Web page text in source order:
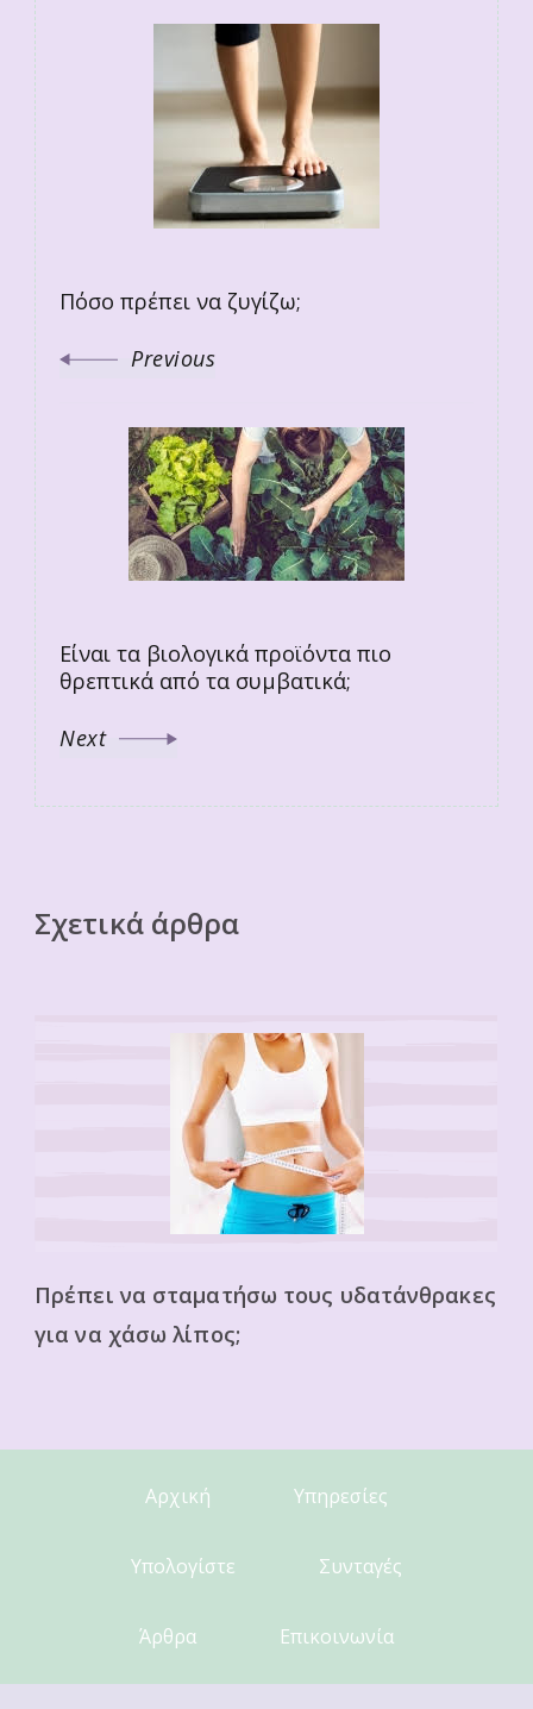
Navigation
Πόσο πρέπει να ζυγίζω;
Previous
Είναι τα βιολογικά προϊόντα πιο
θρεπτικά από τα συμβατικά;
Next
Σχετικά άρθρα
Πρέπει να σταματήσω τους υδατάνθρακες
για να χάσω λίπος;
Αρχική Υπηρεσίες
Υπολογίστε Συνταγές
Άρθρα Επικοινωνία